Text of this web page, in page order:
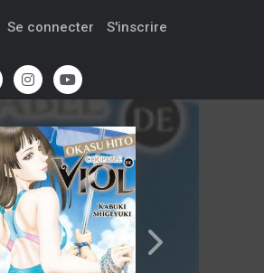
Se connecter S'inscrire